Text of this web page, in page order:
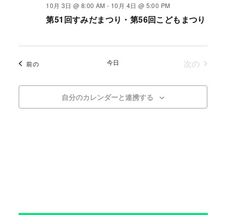
第51回すみだまつり・第56回こどもまつり
10月 3日 @ 8:00 AM - 10月 4日 @ 5:00 PM
前のイベント 今日 次のイベン
自分のカレンダーと連携する